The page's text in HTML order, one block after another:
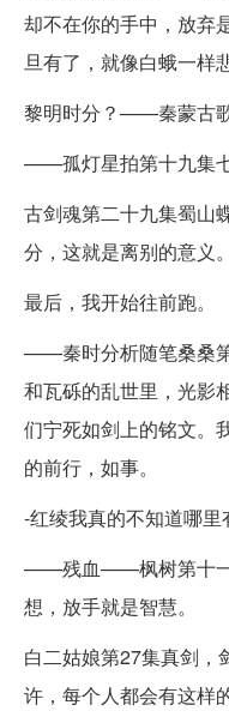
却不在你的手中，放弃
旦有了，就像白蛾一样
黎明时分？——秦蒙古歌
——孤灯星拍第十九集七
古剑魂第二十九集蜀山
分，这就是离别的意义。
最后，我开始往前跑。
——秦时分析随笔桑桑
和瓦砾的乱世里，光影
们宁死如剑上的铭文。
的前行，如事。
-红绫我真的不知道哪里
——残血——枫树第十一
想，放手就是智慧。
白二姑娘第27集真剑，
许，每个人都会有这样